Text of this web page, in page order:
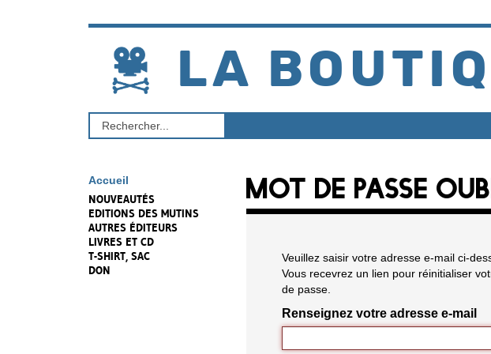
LA
Rechercher
un
Accueil
NOUVEAUTÉS
EDITIONS DES MUTINS
AUTRES ÉDITEURS
LIVRES ET CD
T-SHIRT, SAC
DON
MOT DE PASSE
Veuillez saisir votre adresse e-mail ci-
Vous recevrez un lien pour réinitialiser
de passe.
Renseignez votre adresse e-mail